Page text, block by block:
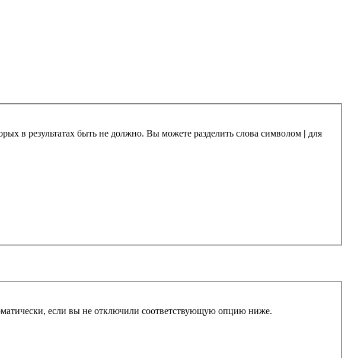
в результатах быть не должно. Вы можете разделить слова символом | для
если вы не отключили соответствующую опцию ниже.